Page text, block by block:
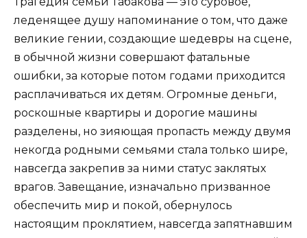
леденящее душу напоминание о том, что даже
великие гении, создающие шедевры на сцене,
в обычной жизни совершают фатальные
ошибки, за которые потом годами приходится
расплачиваться их детям. Огромные деньги,
роскошные квартиры и дорогие машины
разделены, но зияющая пропасть между двумя
некогда родными семьями стала только шире,
навсегда закрепив за ними статус заклятых
врагов. Завещание, изначально призванное
обеспечить мир и покой, обернулось
настоящим проклятием, навсегда запятнавшим